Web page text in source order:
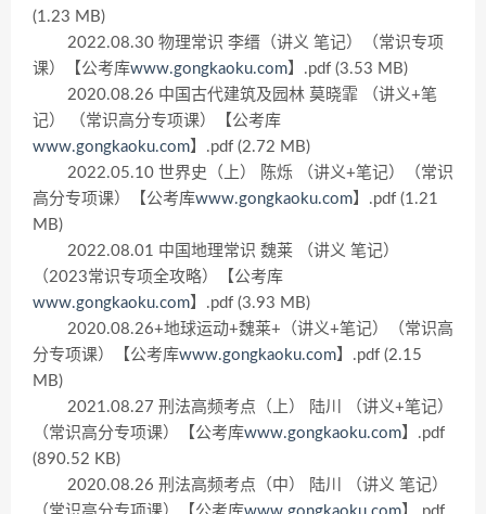
(1.23 MB)
2022.08.30 物理常识 李缙（讲义 笔记）（常识专项
课）【公考库www.gongkaoku.com】.pdf (3.53 MB)
2020.08.26 中国古代建筑及园林 莫晓霏 （讲义+笔
记） （常识高分专项课）【公考库
www.gongkaoku.com】.pdf (2.72 MB)
2022.05.10 世界史（上） 陈烁 （讲义+笔记）（常识
高分专项课）【公考库www.gongkaoku.com】.pdf (1.21
MB)
2022.08.01 中国地理常识 魏莱 （讲义 笔记）
（2023常识专项全攻略）【公考库
www.gongkaoku.com】.pdf (3.93 MB)
2020.08.26+地球运动+魏莱+（讲义+笔记）（常识高
分专项课）【公考库www.gongkaoku.com】.pdf (2.15
MB)
2021.08.27 刑法高频考点（上） 陆川 （讲义+笔记）
（常识高分专项课）【公考库www.gongkaoku.com】.pdf
(890.52 KB)
2020.08.26 刑法高频考点（中） 陆川 （讲义 笔记）